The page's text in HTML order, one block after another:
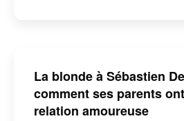
La blonde à Sébastien
comment ses parents
relation amoureuse